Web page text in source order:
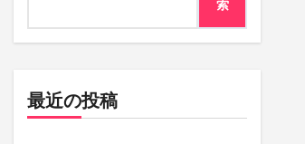
索
最近の投稿